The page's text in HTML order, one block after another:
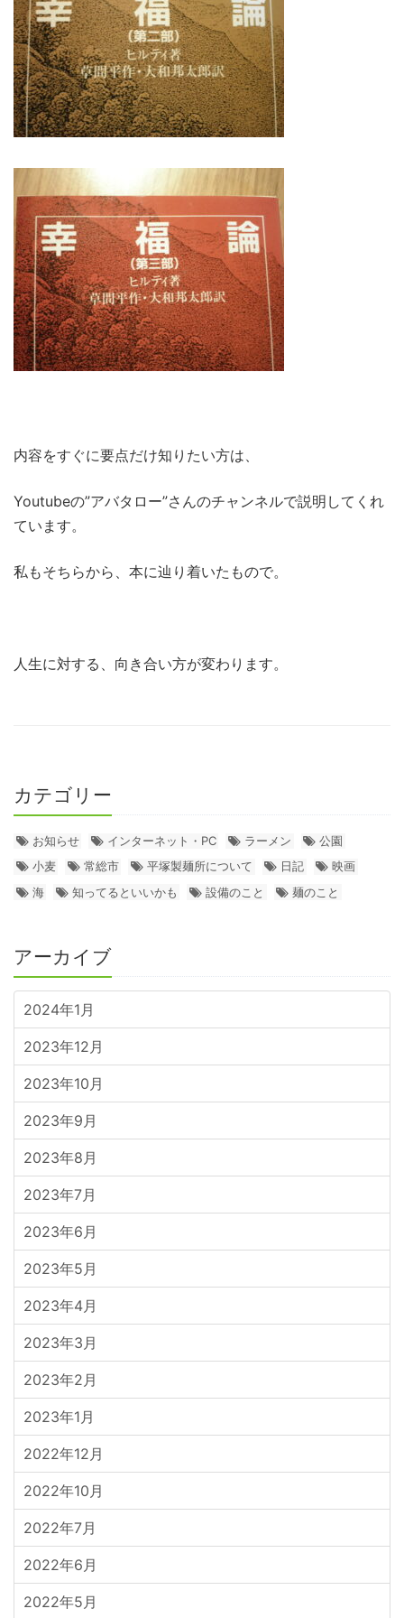
内容をすぐに要点だけ知りたい方は、
Youtubeの”アバタロー”さんのチャンネルで説明してくれ
ています。
私もそちらから、本に辿り着いたもので。
人生に対する、向き合い方が変わります。
カテゴリー
お知らせ インターネット・PC ラーメン
公園
小麦
常総市 平塚製麺所について 日記
映画
海
知ってるといいかも 設備のこと 麺のこと
アーカイブ
2024年1月
2023年12月
2023年10月
2023年9月
2023年8月
2023年7月
2023年6月
2023年5月
2023年4月
2023年3月
2023年2月
2023年1月
2022年12月
2022年10月
2022年7月
2022年6月
2022年5月